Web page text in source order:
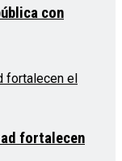
con
fortalecen